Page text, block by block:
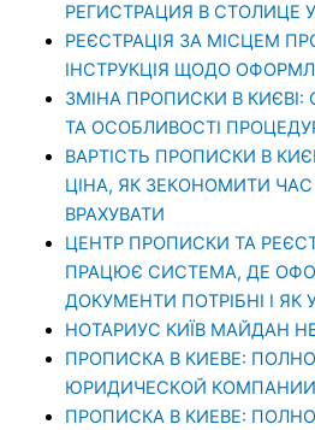
РЕГИСТРАЦИЯ В СТОЛИЦЕ
РЕЄСТРАЦІЯ ЗА МІСЦЕМ
ІНСТРУКЦІЯ ЩОДО
ЗМІНА ПРОПИСКИ В
ТА ОСОБЛИВОСТІ
ВАРТІСТЬ ПРОПИСКИ В
ЦІНА, ЯК ЗЕКОНОМИТИ ЧАС
ВРАХУВАТИ
ЦЕНТР ПРОПИСКИ ТА
ПРАЦЮЄ СИСТЕМА, ДЕ
ДОКУМЕНТИ ПОТРІБНІ І
НОТАРИУС КИЇВ МАЙДАН
ПРОПИСКА В КИЕВЕ:
ЮРИДИЧЕСКОЙ КОМПАНИИ
ПРОПИСКА В КИЕВЕ: